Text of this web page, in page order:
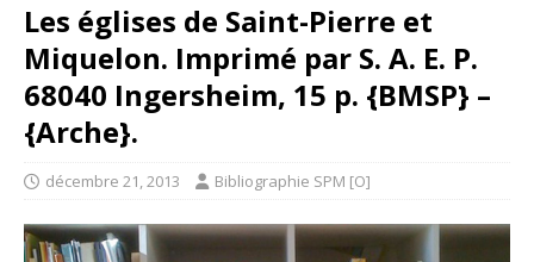
Les églises de Saint-Pierre et
Miquelon. Imprimé par S. A. E. P.
68040 Ingersheim, 15 p. {BMSP} –
{Arche}.
décembre 21, 2013 Bibliographie SPM [O]